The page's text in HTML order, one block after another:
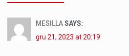
MESILLASAYS:
gru 21, 2023 at 20:19